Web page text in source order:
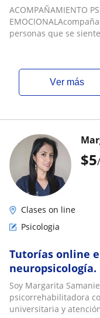
ACOMPAÑAMIENTO
personas que se
ver más
$5
Clases on line
Psicologia
Tutorías online
paso a paso
Soy Margarita
psicorrehabilitadora
universitaria y